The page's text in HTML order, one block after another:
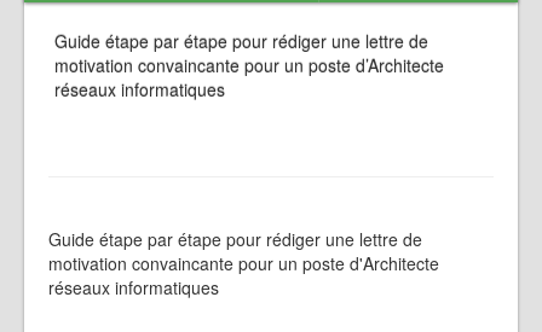
Guide étape par étape pour rédiger une lettre de
motivation convaincante pour un poste d’Architecte
réseaux informatiques
Guide étape par étape pour rédiger une lettre de
motivation convaincante pour un poste d'Architecte
réseaux informatiques